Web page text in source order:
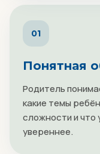
01
Понятная
Родитель
какие темы
сложности и что
увереннее.